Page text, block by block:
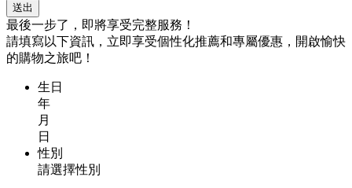
送出
最後一步了，即將享受完整服務！
請填寫以下資訊，立即享受個性化推薦和專屬優惠，開啟愉快
的購物之旅吧！
生日
年
月
日
性別
請選擇性別